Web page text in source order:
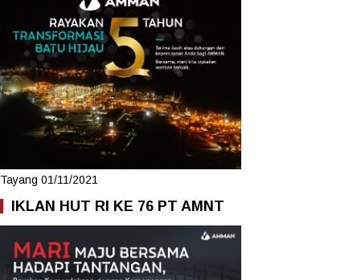
Tayang 01/11/2021
IKLAN HUT RI KE 76 PT AMNT